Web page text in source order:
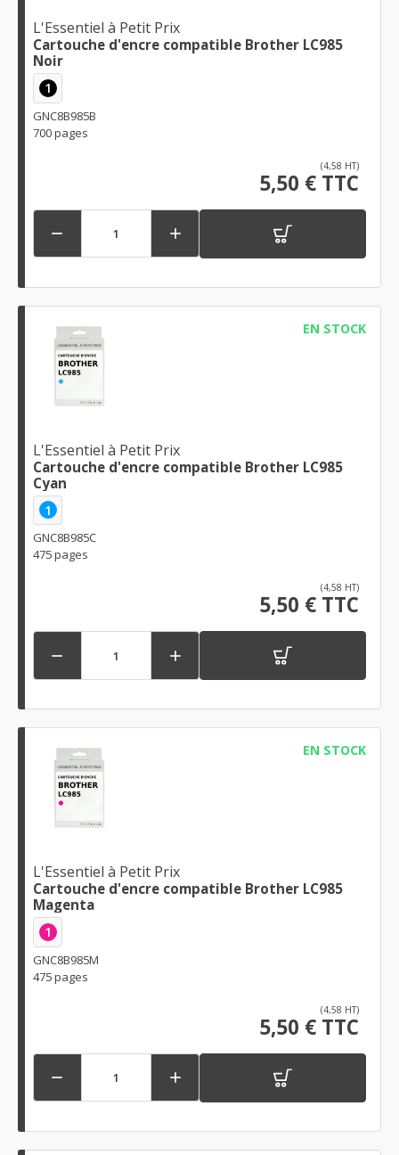
L'Essentiel à Petit Prix
Cartouche d'encre compatible Brother LC985
Noir
1
GNC8B985B
700 pages
(4,58 HT)
5,50 € TTC
 
EN STOCK
L'Essentiel à Petit Prix
Cartouche d'encre compatible Brother LC985
Cyan
1
GNC8B985C
475 pages
(4,58 HT)
5,50 € TTC
 
EN STOCK
L'Essentiel à Petit Prix
Cartouche d'encre compatible Brother LC985
Magenta
1
GNC8B985M
475 pages
(4,58 HT)
5,50 € TTC
 